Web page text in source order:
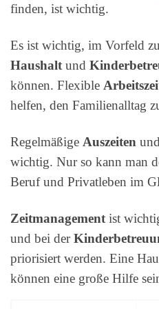
finden, ist wichtig.
Es ist wichtig, im Vorfeld
Haushalt und
können. Flexible
helfen, den Familienalltag
Regelmäßige Auszeiten und
wichtig. Nur so kann man
Beruf und Privatleben im
Zeitmanagement ist
und bei der
priorisiert werden. Eine
können eine große Hilfe